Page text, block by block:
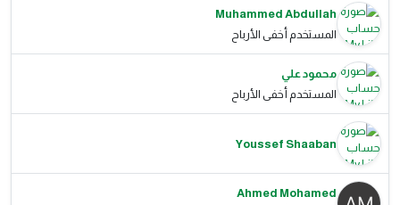
Muhammed Abdullah
المستخدم أخفى الأرباح
محمود علي
المستخدم أخفى الأرباح
Youssef Shaaban
Ahmed Mohamed